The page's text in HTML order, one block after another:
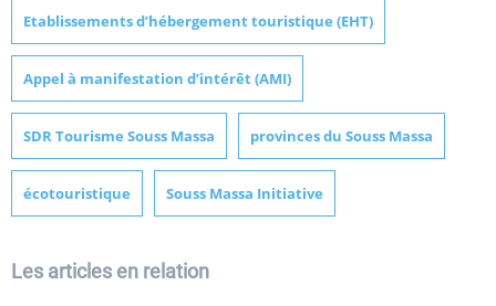
Etablissements d’hébergement touristique (EHT)
Appel à manifestation d’intérêt (AMI)
SDR Tourisme Souss Massa provinces du Souss Massa
écotouristique Souss Massa Initiative
Les articles en relation